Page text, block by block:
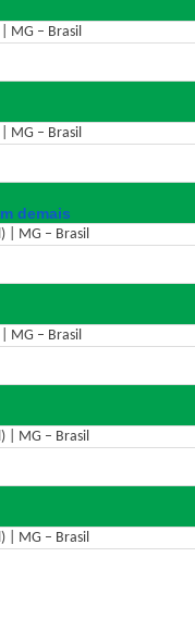
MG – Brasil
MG – Brasil
demais
| MG – Brasil
MG – Brasil
| MG – Brasil
| MG – Brasil